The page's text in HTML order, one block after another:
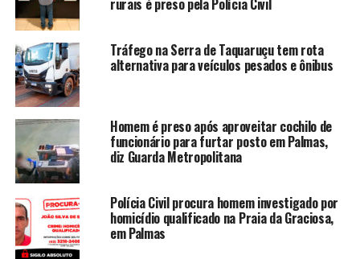
rurais é preso pela Polícia Civil
Tráfego na Serra de Taquaruçu tem rota
alternativa para veículos pesados e ônibus
Homem é preso após aproveitar cochilo de
funcionário para furtar posto em Palmas,
diz Guarda Metropolitana
Polícia Civil procura homem investigado por
homicídio qualificado na Praia da Graciosa,
em Palmas